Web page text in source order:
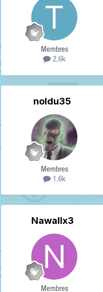
Membres
2,6k
noldu35
Membres
1,6k
Nawallx3
Membres